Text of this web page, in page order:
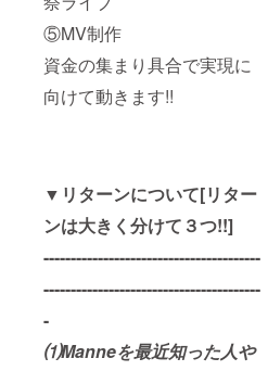
⑤MV制作
資金の集まり具合で実現に
向けて動きます!!
▼リターンについて[リター
ンは大きく分けて３つ!!]
----------------------------------------
----------------------------------------
-
⑴Manneを最近知った人や